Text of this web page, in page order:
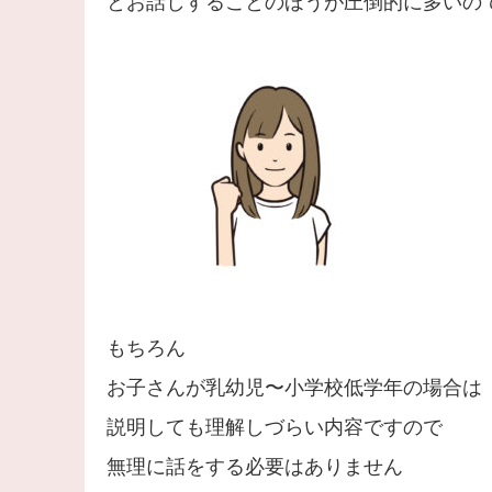
もちろん
お子さんが乳幼児〜小学校低学年の場合は
説明しても理解しづらい内容ですので
無理に話をする必要はありません